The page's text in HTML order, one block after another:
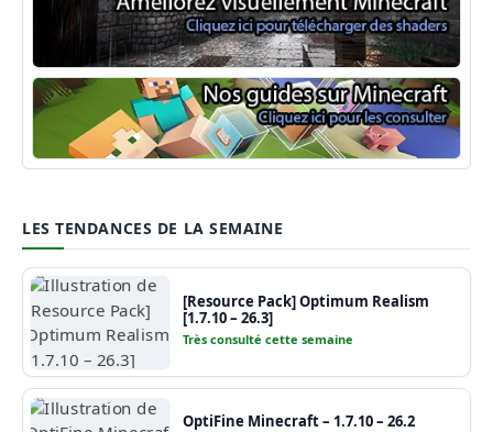
Shaders Minecraft
Guide Minecraft
LES TENDANCES DE LA SEMAINE
[Resource Pack] Optimum Realism
[1.7.10 – 26.3]
Très consulté cette semaine
OptiFine Minecraft – 1.7.10 – 26.2